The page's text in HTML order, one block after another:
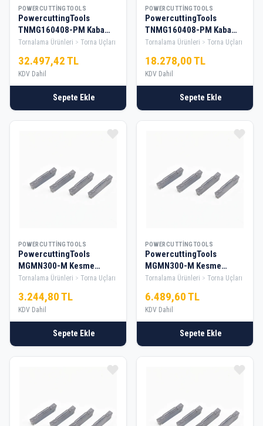
POWERCUTTINGTOOLS
PowercuttingTools
TNMG160408-PM Kaba
Tornalama Elması — 10
Tornalama Ürünleri Torna Uçları
32.497,42 TL
KDV Dahil
Sepete Ekle
POWERCUTTINGTOOLS
PowercuttingTools
TNMG160408-PM Kaba
Tornalama Elması — 5 Kutu
Tornalama Ürünleri Torna Uçları
18.278,00 TL
KDV Dahil
Sepete Ekle
POWERCUTTINGTOOLS
PowercuttingTools
MGMN300-M Kesme
Elması — 1 Kutu
Tornalama Ürünleri Torna Uçları
3.244,80 TL
KDV Dahil
Sepete Ekle
POWERCUTTINGTOOLS
PowercuttingTools
MGMN300-M Kesme
Elması — 2 Kutu
Tornalama Ürünleri Torna Uçları
6.489,60 TL
KDV Dahil
Sepete Ekle